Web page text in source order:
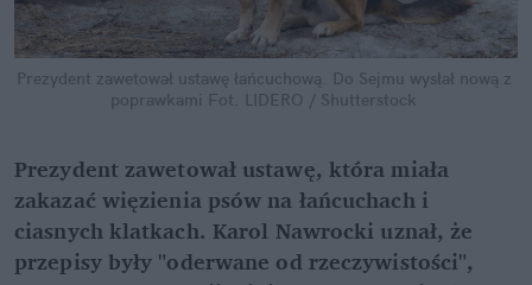
Prezydent zawetował ustawę łańcuchową. Do Sejmu wysłał nową z
poprawkami Fot. LIDERO / Shutterstock
Prezydent zawetował ustawę, która miała
zakazać więzienia psów na łańcuchach i
ciasnych klatkach. Karol Nawrocki uznał, że
przepisy były "oderwane od rzeczywistości",